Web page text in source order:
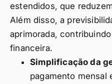
estendidos, que
Além disso, a
aprimorada,
financeira.
Simplificação da
pagamento mensal